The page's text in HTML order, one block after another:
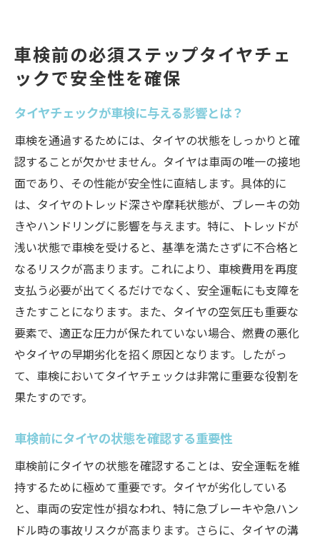
タイヤチェックで事前にリスクを回避する
方法
タイヤの劣化を見逃さないためのポイント
タイヤの状態が車検合格の鍵摩耗具合を見逃す
車検合格に欠かせないタイヤ摩耗のチェッ
ク法
摩耗したタイヤがもたらすリスクを知る
車検前に摩耗具合をチェックする際の注意
点
タイヤの摩耗具合を評価する具体的な方法
摩耗タイヤの交換タイミングを見極める
車検に向けた摩耗タイヤの解決策
車検準備の第一歩タイヤ空気圧と溝の深さを確
認
タイヤ溝の深さが車検に与える影響
タイヤ空気圧の調整で走行性能を最適化
タイヤ溝の深さを正確に測る方法
空気圧と溝の深さによるタイヤ寿命の改善
車検前の空気圧管理のコツ
車検前の必須ステップタイヤチェ
ックで安全性を確保
タイヤチェックが車検に与える影響とは？
車検を通過するためには、タイヤの状態をしっかりと確
認することが欠かせません。タイヤは車両の唯一の接地
面であり、その性能が安全性に直結します。具体的に
は、タイヤのトレッド深さや摩耗状態が、ブレーキの効
きやハンドリングに影響を与えます。特に、トレッドが
浅い状態で車検を受けると、基準を満たさずに不合格と
なるリスクが高まります。これにより、車検費用を再度
支払う必要が出てくるだけでなく、安全運転にも支障を
きたすことになります。また、タイヤの空気圧も重要な
要素で、適正な圧力が保たれていない場合、燃費の悪化
やタイヤの早期劣化を招く原因となります。したがっ
て、車検においてタイヤチェックは非常に重要な役割を
果たすのです。
車検前にタイヤの状態を確認する重要性
車検前にタイヤの状態を確認することは、安全運転を維
持するために極めて重要です。タイヤが劣化している
と、車両の安定性が損なわれ、特に急ブレーキや急ハン
ドル時の事故リスクが高まります。さらに、タイヤの溝